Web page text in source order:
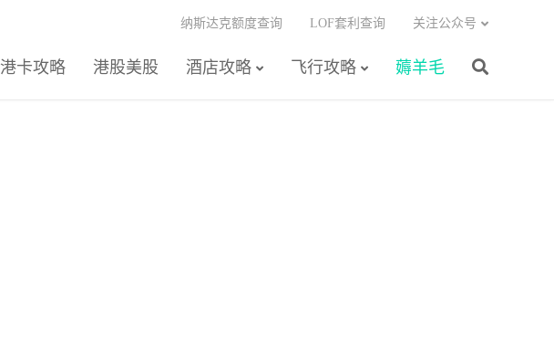
港卡攻略 港股美股 酒店攻略 飞行攻略 薅羊毛
纳斯达克额度查询 LOF套利查询 关注公众号